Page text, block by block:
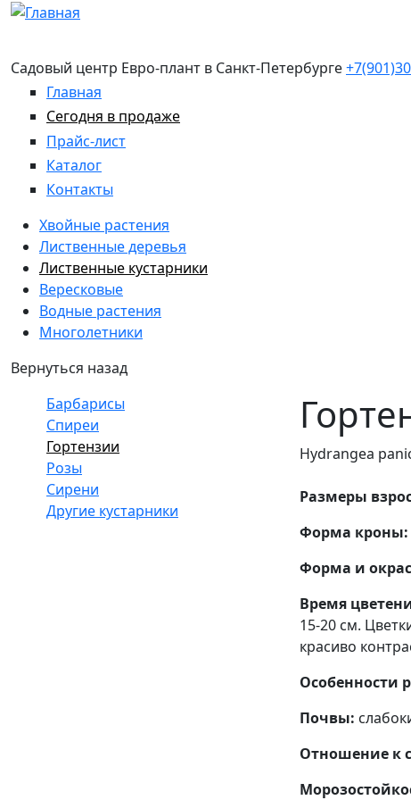
Перейти к основному содержанию
Садовый центр Евро-плант в Санкт-Петербурге
Главная
Сегодня в продаже
Прайс-лист
Каталог
Контакты
Хвойные растения
Лиственные деревья
Лиственные кустарники
Вересковые
Водные растения
Многолетники
Вернуться назад
Барбарисы
Спиреи
Гортензии
Розы
Сирени
Другие кустарники
Hydrangea
Размеры
Форма кроны:
Форма и
Время
15-20 см.
красиво
Особенности
Почвы:
Отношение к